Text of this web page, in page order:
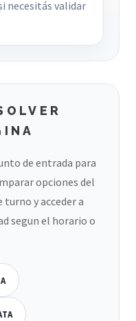
necesitás validar
de entrada para
opciones del
y acceder a
segun el horario o